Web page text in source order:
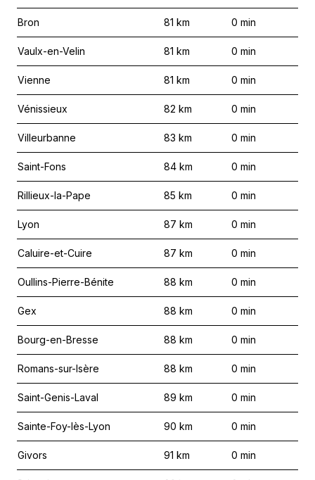
Bron 81 km 0 min
Vaulx-en-Velin 81 km 0 min
Vienne 81 km 0 min
Vénissieux 82 km 0 min
Villeurbanne 83 km 0 min
Saint-Fons 84 km 0 min
Rillieux-la-Pape 85 km 0 min
Lyon 87 km 0 min
Caluire-et-Cuire 87 km 0 min
Oullins-Pierre-Bénite 88 km 0 min
Gex 88 km 0 min
Bourg-en-Bresse 88 km 0 min
Romans-sur-Isère 88 km 0 min
Saint-Genis-Laval 89 km 0 min
Sainte-Foy-lès-Lyon 90 km 0 min
Givors 91 km 0 min